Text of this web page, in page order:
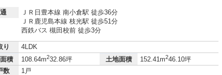
ＪＲ日豊本線 南小倉駅 徒歩36分
ＪＲ鹿児島本線 枝光駅 徒歩51分
西鉄バス 槻田校前 徒歩3分
り
4LDK
積
108.64m232.86坪 土地面積 152.41m246.10坪
数
1戸